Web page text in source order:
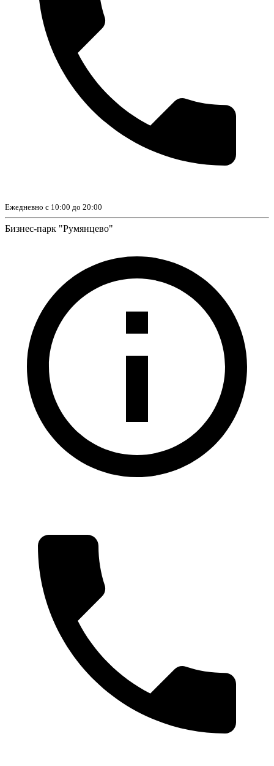
Ежедневно с 10:00 до 20:00
Бизнес-парк "Румянцево"